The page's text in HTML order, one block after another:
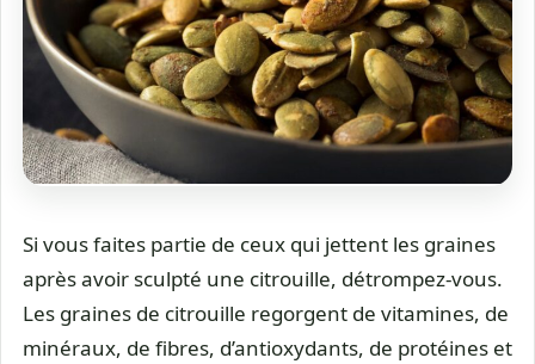
Si vous faites partie de ceux qui jettent les graines
après avoir sculpté une citrouille, détrompez-vous.
Les graines de citrouille regorgent de vitamines, de
minéraux, de fibres, d’antioxydants, de protéines et